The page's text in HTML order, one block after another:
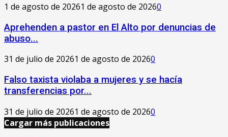
1 de agosto de 20261 de agosto de 20260
Aprehenden a pastor en El Alto por denuncias de
abuso...
31 de julio de 20261 de agosto de 20260
Falso taxista violaba a mujeres y se hacía
transferencias por...
31 de julio de 20261 de agosto de 20260
Cargar más publicaciones